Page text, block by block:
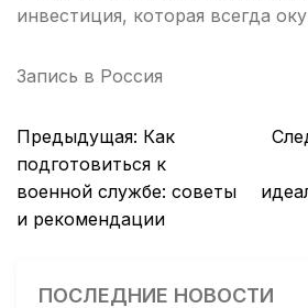
инвестиция, которая всегда
Запись в Россия
Навигация
по
записям
Предыдущая: Как
подготовиться к
военной службе: советы
и рекомендации
ПОСЛЕДНИЕ НОВОСТИ